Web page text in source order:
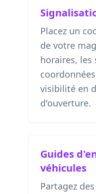
Placez un
de votre
horaires, les
visibilité en
d'ouverture.
Guides
véhicules
Partagez